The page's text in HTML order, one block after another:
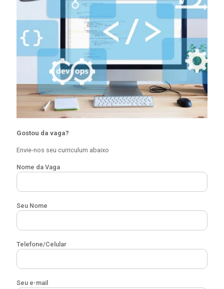
Gostou da vaga?
Envie-nos seu curriculum abaixo
Nome da Vaga
Seu Nome
Telefone/Celular
Seu e-mail